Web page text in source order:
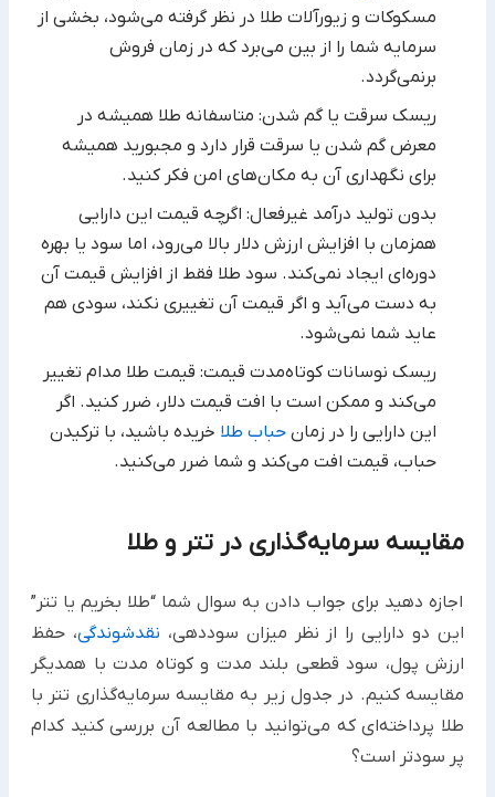
مسکوکات و زیورآلات طلا در نظر گرفته می‌شود، بخشی از
سرمایه شما ‏را از بین می‌برد که در زمان فروش
برنمی‌گردد.‏
ریسک سرقت یا گم شدن: متاسفانه طلا همیشه در
معرض گم شدن یا سرقت قرار دارد و مجبورید همیشه
برای نگهداری آن ‏به مکان‌های امن فکر کنید.‏
بدون تولید درآمد غیرفعال: اگرچه قیمت این دارایی
همزمان با افزایش ارزش دلار بالا می‌رود، اما سود یا بهره
دوره‌ای ایجاد ‏نمی‌کند. سود طلا فقط از افزایش قیمت آن
به دست می‌آید و اگر قیمت آن تغییری نکند، سودی هم
عاید شما نمی‌شود.
ریسک نوسانات کوتاه‌مدت قیمت: قیمت طلا مدام تغییر
می‌کند و ممکن است با افت قیمت دلار، ضرر کنید. اگر
این دارایی را در زمان حباب طلا خریده باشید، با ترکیدن
حباب، قیمت افت می‌کند و شما ضرر می‌کنید.
مقایسه سرمایه‌گذاری در تتر و طلا ‏
اجازه دهید برای جواب دادن به سوال شما “طلا بخریم یا تتر”
این دو دارایی را از نظر میزان سوددهی، نقدشوندگی، حفظ
‏ارزش پول، سود قطعی بلند مدت و کوتاه مدت با همدیگر
مقایسه کنیم. در جدول زیر به مقایسه سرمایه‌گذاری تتر با
طلا ‏پرداخته‌ای که می‌توانید با مطالعه آن بررسی کنید کدام
پر سودتر است؟